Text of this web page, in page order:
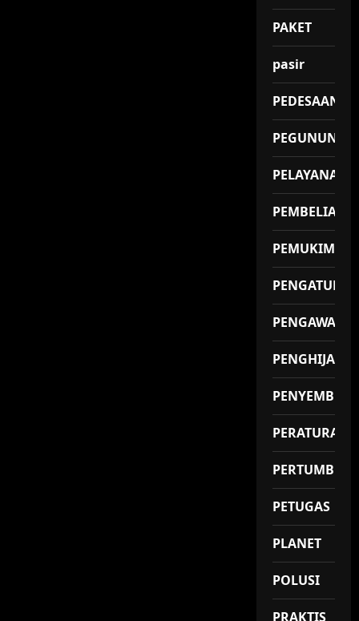
PAKET
pasir
PEDESAAN
PELAYANAN
PEMBELIAN
PEMUKIMAN
PENGATUR
PENGAWAS
PERATURAN
PETUGAS
PLANET
POLUSI
PRAKTIS